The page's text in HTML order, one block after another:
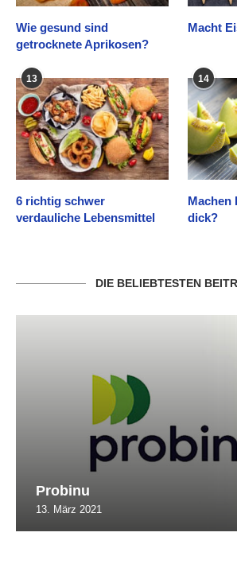
Wie gesund sind
getrocknete Aprikosen?
Macht
13
6 richtig schwer
verdauliche Lebensmittel
14
Machen
dick?
DIE BELIEBTESTEN
Probinu
13. März 2021